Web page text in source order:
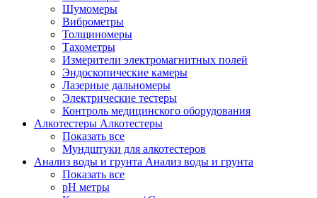
Шумомеры
Виброметры
Толщиномеры
Тахометры
Измерители электромагнитных полей
Эндоскопические камеры
Лазерные дальномеры
Электрические тестеры
Контроль медицинского оборудования
Алкотестеры Алкотестеры
Показать все
Мундштуки для алкотестеров
Анализ воды и грунта Анализ воды и грунта
Показать все
pH метры